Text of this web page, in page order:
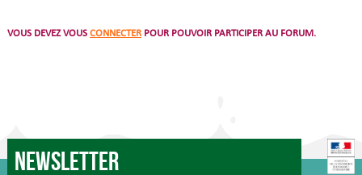
VOUS DEVEZ VOUS CONNECTERPOUR POUVOIR PARTICIPER AU FORUM.
Newsletter